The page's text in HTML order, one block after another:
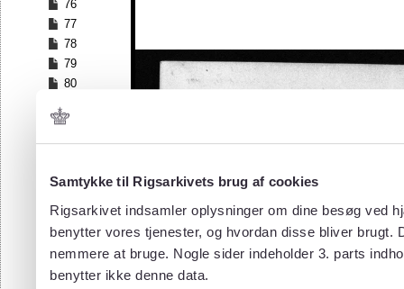
Samtykke til Rigsarkivets brug af cookies
Rigsarkivet indsamler oplysninger om dine besøg ved
benytter vores tjenester, og hvordan disse bliver
nemmere at bruge. Nogle sider indeholder 3. parts
benytter ikke denne data.
76
77
78
79
80
82
83
85
87
88
89
90